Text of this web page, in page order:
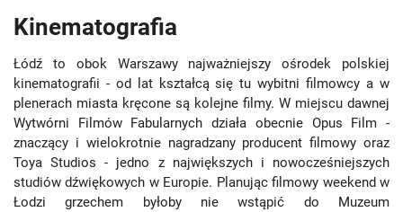
Kinematografia
Łódź to obok Warszawy najważniejszy ośrodek polskiej
kinematografii - od lat kształcą się tu wybitni filmowcy a w
plenerach miasta kręcone są kolejne filmy. W miejscu dawnej
Wytwórni Filmów Fabularnych działa obecnie Opus Film -
znaczący i wielokrotnie nagradzany producent filmowy oraz
Toya Studios - jedno z największych i nowocześniejszych
studiów dźwiękowych w Europie. Planując filmowy weekend w
Łodzi grzechem byłoby nie wstąpić do Muzeum